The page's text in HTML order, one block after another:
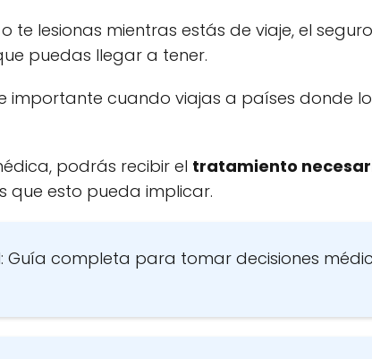
te lesionas mientras estás de viaje, el
puedas llegar a tener.
importante cuando viajas a países donde
podrás recibir el tratamiento
que esto pueda implicar.
Guía completa para tomar decisiones